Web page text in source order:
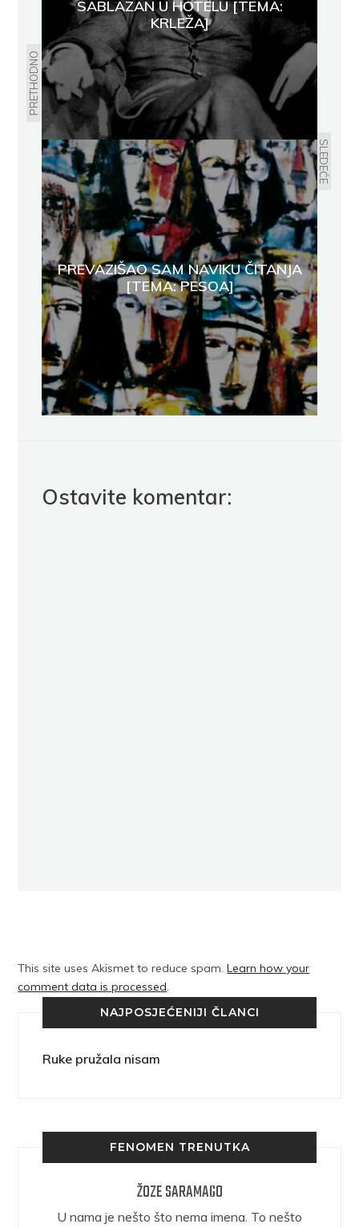
PRETHODNO
SABLAZAN U HOTELU [TEMA:
KRLEŽA]
SLEDEĆE
PREVAZIŠAO SAM NAVIKU ČITANJA
[TEMA: PESOA]
Ostavite komentar:
This site uses Akismet to reduce spam.Learn how your
comment data is processed
NAJPOSJEĆENIJI ČLANCI
Ruke pružala nisam
FENOMEN TRENUTKA
ŽOZE SARAMAGO
U nama je nešto što nema imena. To nešto